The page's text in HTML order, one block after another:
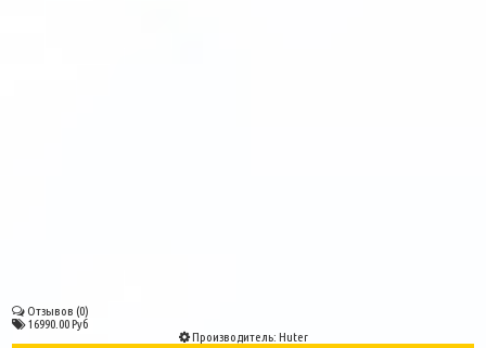
Отзывов (0)
16990.00 Руб
Производитель: Huter